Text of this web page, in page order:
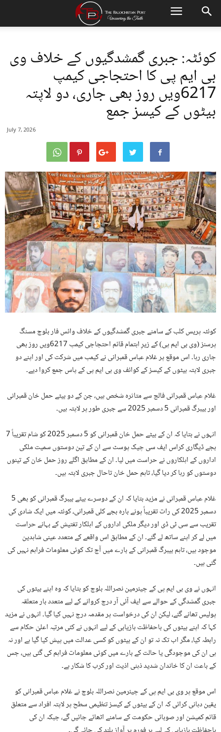
کوئٹہ: جبری گمشدگیوں کے خلاف وی
بی ایم پی کا احتجاجی کیمپ
6217ویں روز بھی جاری، دو لاپتہ
بیٹوں کے کیسز جمع
July 7, 2026
کوئٹہ پریس کلب کے سامنے جبری گمشدگیوں کے خلاف وائس فار بلوچ مسنگ
پرسنز (وی بی ایم پی) کے زیرِ اہتمام قائم احتجاجی کیمپ 6217ویں روز بھی
جاری رہا۔ اس موقع پر غلام عباس قمبرانی نے کیمپ میں شرکت کی اور اپنے دو
جبری لاپتہ بیٹوں کے کیسز کے کوائف وی بی ایم پی کے پاس جمع کروا دیے۔
غلام عباس قمبرانی فالج سے متاثرہ شخص ہیں، جن کے دو بیٹے حمل خان قمبرانی
اور بیبرگ قمبرانی 5 دسمبر 2025 سے جبری طور پر لاپتہ ہیں۔
انہوں نے بتایا کہ ان کے بیٹے حمل خان قمبرانی کو 5 دسمبر 2025 کو شام تقریباً 7
بجے ڈیگاری کراس ایف سی چیک پوسٹ سے ان کے تین دوستوں سمیت ملکی
اداروں کے اہلکاروں نے حراست میں لیا۔ ان کے مطابق اگلے روز حمل خان کے تینوں
دوستوں کو رہا کر دیا گیا، تاہم حمل خان تاحال جبری لاپتہ ہیں۔
غلام عباس قمبرانی نے مزید بتایا کہ ان کے دوسرے بیٹے بیبرگ قمبرانی کو بھی 5
دسمبر 2025 کی رات تقریباً پونے بارہ بجے کلی قمبرانی، کوئٹہ میں ایک شادی کی
تقریب سے سی ٹی ڈی اور دیگر ملکی اداروں کے اہلکار تفتیش کے بہانے حراست
میں لے کر اپنے ساتھ لے گئے۔ ان کے مطابق اس واقعے کے متعدد عینی شاہدین
موجود ہیں، تاہم بیبرگ قمبرانی کے بارے میں آج تک کوئی معلومات فراہم نہیں کی
گئی ہیں۔
انہوں نے وی بی ایم پی کے چیئرمین نصراللہ بلوچ کو بتایا کہ وہ اپنے بیٹوں کی
جبری گمشدگی کے حوالے سے ایف آئی آر درج کروانے کے لیے متعدد بار متعلقہ
پولیس تھانے گئے، لیکن ان کی درخواست پر مقدمہ درج نہیں کیا گیا۔ انہوں نے مزید
کہا کہ اپنے بیٹوں کی باحفاظت بازیابی کے لیے انہوں نے کئی مرتبہ اعلیٰ حکام سے
رابطہ کیا، مگر اب تک نہ تو ان کے بیٹوں کو کسی عدالت میں پیش کیا گیا ہے اور نہ
ہی ان کی موجودگی یا حالت کے بارے میں کوئی معلومات فراہم کی گئی ہیں، جس
کے باعث ان کا خاندان شدید ذہنی اذیت اور کرب کا شکار ہے۔
اس موقع پر وی بی ایم پی کے چیئرمین نصراللہ بلوچ نے غلام عباس قمبرانی کو
یقین دہانی کرائی کہ ان کے بیٹوں کے کیسز تنظیمی سطح پر لاپتہ افراد سے متعلق
قائم کمیشن اور صوبائی حکومت کے سامنے اٹھائے جائیں گے، جبکہ ان کی